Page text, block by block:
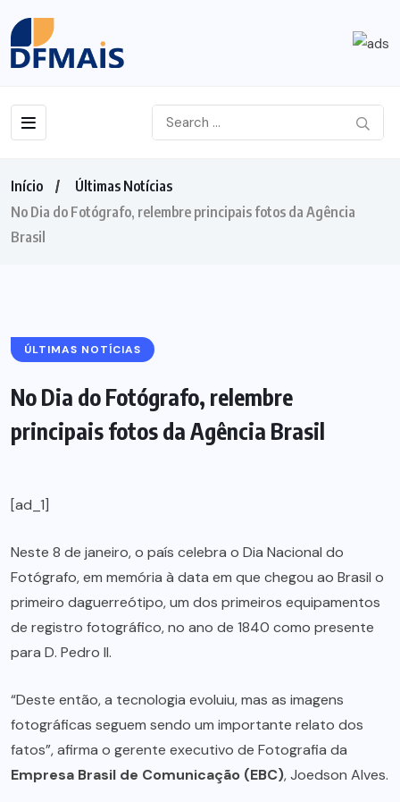
Início
Últimas Notícias
No Dia do Fotógrafo, relembre principais fotos da Agência
Brasil
ÚLTIMAS NOTÍCIAS
No Dia do Fotógrafo, relembre
principais fotos da Agência Brasil
[ad_1]
Neste 8 de janeiro, o país celebra o Dia Nacional do
Fotógrafo, em memória à data em que chegou ao Brasil o
primeiro daguerreótipo, um dos primeiros equipamentos
de registro fotográfico, no ano de 1840 como presente
para D. Pedro II.
“Deste então, a tecnologia evoluiu, mas as imagens
fotográficas seguem sendo um importante relato dos
fatos”, afirma o gerente executivo de Fotografia da
Empresa Brasil de Comunicação (EBC), Joedson Alves.